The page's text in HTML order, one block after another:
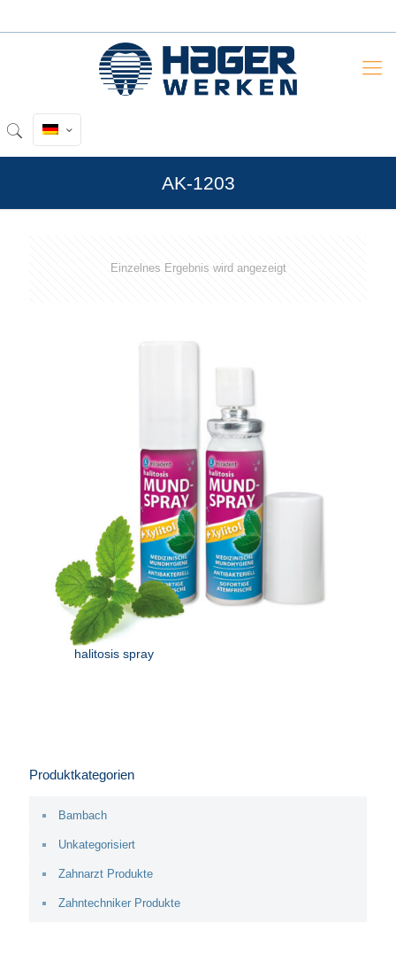
AK-1203
Einzelnes Ergebnis wird angezeigt
halitosis spray
Produktkategorien
Bambach
Unkategorisiert
Zahnarzt Produkte
Zahntechniker Produkte